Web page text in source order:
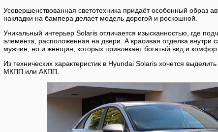
Усовершенствованная светотехника придаёт особенный образ
накладки на бампера делает модель дорогой и роскошной.
Уникальный интерьер Solaris отличается изысканностью, где
элемента, расположенная на двери. А красивая отделка внутри
мужчин, но и женщин, которых привлекает богатый вид и
Из технических характеристик в Hyundai Solaris хочется
МКПП или АКПП.